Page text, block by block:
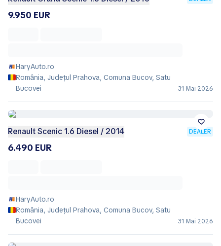
9.950 EUR
HaryAuto.ro
România, Județul Prahova, Comuna Bucov, Satu
Bucovei
31 Mai 2026
Renault Scenic 1.6 Diesel / 2014 DEALER
6.490 EUR
HaryAuto.ro
România, Județul Prahova, Comuna Bucov, Satu
Bucovei
31 Mai 2026